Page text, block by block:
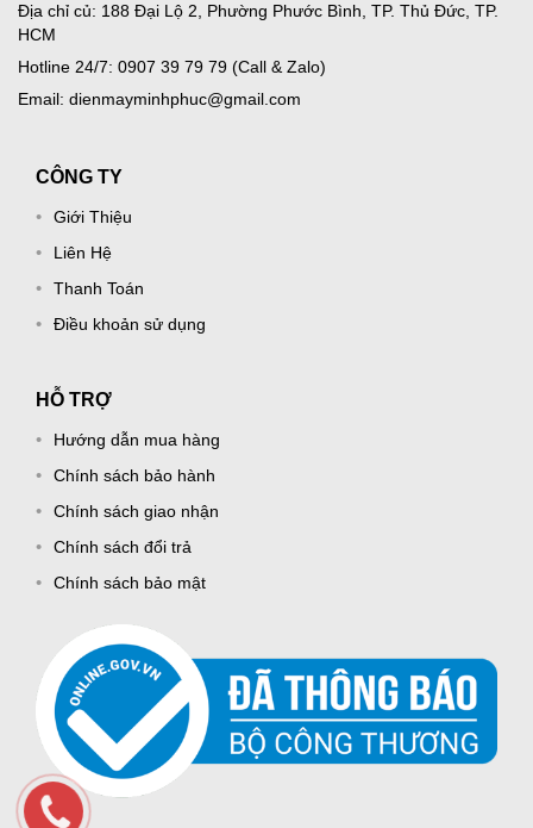
Địa chỉ củ: 188 Đại Lộ 2, Phường Phước Bình, TP. Thủ Đức, TP.
HCM
Hotline 24/7: 0907 39 79 79 (Call & Zalo)
Email: dienmayminhphuc@gmail.com
CÔNG TY
Giới Thiệu
Liên Hệ
Thanh Toán
Điều khoản sử dụng
HỖ TRỢ
Hướng dẫn mua hàng
Chính sách bảo hành
Chính sách giao nhận
Chính sách đổi trả
Chính sách bảo mật